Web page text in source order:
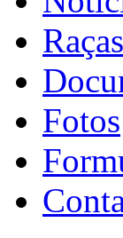
Raças
Fotos